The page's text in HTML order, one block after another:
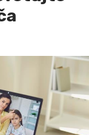
SEM
POD
ŽURNAL